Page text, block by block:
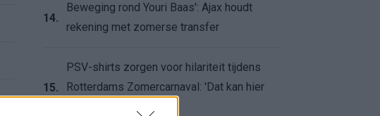
14.
Beweging rond Youri Baas': Ajax houdt
rekening met zomerse transfer
15.
PSV-shirts zorgen voor hilariteit tijdens
Rotterdams Zomercarnaval: 'Dat kan hier